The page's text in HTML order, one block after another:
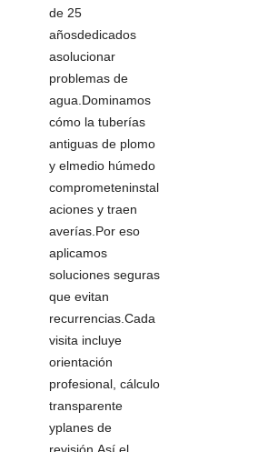
de 25
añosdedicados
asolucionar
problemas de
agua.Dominamos
cómo la tuberías
antiguas de plomo
y elmedio húmedo
comprometeninstal
aciones y traen
averías.Por eso
aplicamos
soluciones seguras
que evitan
recurrencias.Cada
visita incluye
orientación
profesional, cálculo
transparente
yplanes de